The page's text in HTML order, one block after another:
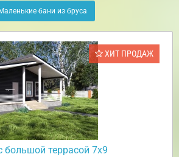
Маленькие бани из бруса
ХИТ ПРОДАЖ
террасой 7х9